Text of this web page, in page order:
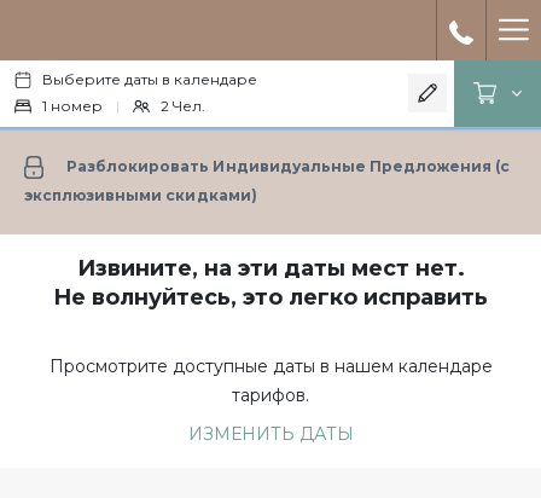
Выберите даты в календаре
1 номер | 2 Чел.
Разблокировать Индивидуальные Предложения (с
эксплюзивными скидками)